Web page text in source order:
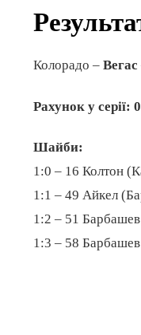
Колорадо – Вегас
Рахунок у серії:
Шайби:
1:0 – 16 Колтон
1:1 – 49 Айкел
1:2 – 51
1:3 – 58